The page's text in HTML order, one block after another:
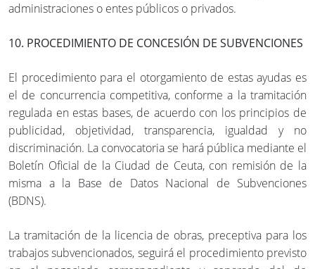
administraciones o entes públicos o privados.
10. PROCEDIMIENTO DE CONCESIÓN DE SUBVENCIONES
El procedimiento para el otorgamiento de estas ayudas es
el de concurrencia competitiva, conforme a la tramitación
regulada en estas bases, de acuerdo con los principios de
publicidad, objetividad, transparencia, igualdad y no
discriminación. La convocatoria se hará pública mediante el
Boletín Oficial de la Ciudad de Ceuta, con remisión de la
misma a la Base de Datos Nacional de Subvenciones
(BDNS).
La tramitación de la licencia de obras, preceptiva para los
trabajos subvencionados, seguirá el procedimiento previsto